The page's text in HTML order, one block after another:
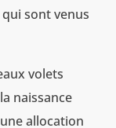
sont venus
volets
naissance
allocation